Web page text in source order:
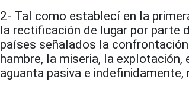
2- Tal como establecí en la
la rectificación de lugar por parte
países señalados la
hambre, la miseria, la
aguanta pasiva e